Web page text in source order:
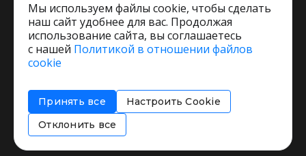
Пользовательское соглашение
Соглашение об информировании
Политика использования cookies
Мы используем файлы cookie, чтобы сделать
наш сайт удобнее для вас. Продолжая
использование сайта, вы соглашаетесь
с нашей Политикой в отношении файлов
cookie
Принять все
Настроить Cookie
Отклонить все